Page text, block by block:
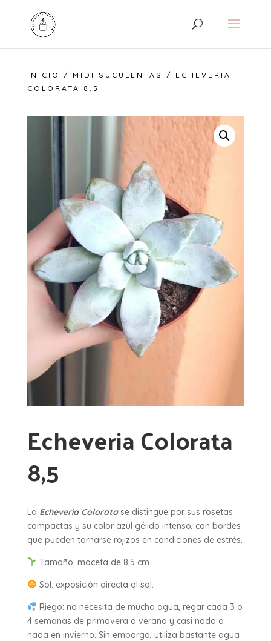
INICIO / MIDI SUCULENTAS
/ ECHEVERIA
COLORATA 8,5
Echeveria Colorata
8,5
La Echeveria Coloratase distingue por sus rosetas
compactas y su color azul gélido intenso, con bordes
que pueden tornarse rojizos en condiciones de estrés.
Tamaño: maceta de 8,5 cm.
Sol: exposición directa al sol.
Riego: no necesita de mucha agua, regar cada 3 o
4 semanas de primavera a verano y casi nada o
nada en invierno. Sin embargo, utiliza bastante agua